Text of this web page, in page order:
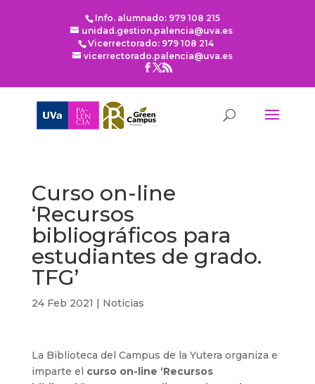
Info. alumnado: 979 108 215
unidad.gestion.palencia@uva.es
Vicerrectorado: 979 108 214
vicerrectorado.palencia@uva.es
Curso on-line
‘Recursos
bibliográficos para
estudiantes de grado.
TFG’
24 Feb 2021 | Noticias
La Biblioteca del Campus de la Yutera organiza e
imparte el curso on-line ‘Recursos